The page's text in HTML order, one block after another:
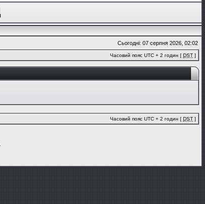
Сьогодні: 07 серпня 2026, 02:02
Часовий пояс UTC + 2 годин [ DST ]
Часовий пояс UTC + 2 годин [ DST ]